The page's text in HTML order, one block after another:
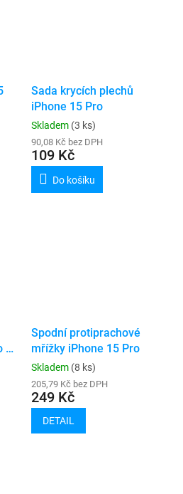
Sada krycích plechů
iPhone 15 Pro
Skladem (3 ks)
90,08 Kč bez DPH
109 Kč
Do košíku
/
Spodní protiprachové
mřížky iPhone 15 Pro
Skladem (8 ks)
205,79 Kč bez DPH
249 Kč
DETAIL